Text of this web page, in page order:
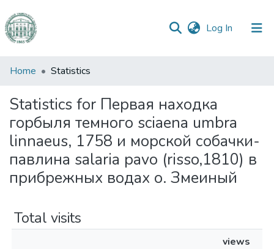
Log In (current)
Communities
Collections
All of DSpace
Home Statistics
Statistics for Первая находка
горбыля темного sciaena umbra
linnaeus, 1758 и морской собачки-
павлина salaria pavo (risso,1810) в
прибрежных водах о. Змеиный
Total visits
views